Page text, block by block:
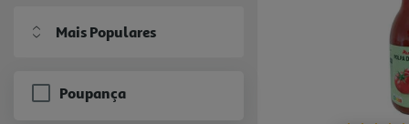
Mais Populares
Poupança